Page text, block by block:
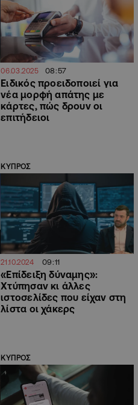
06.03.2025 08:57
Ειδικός προειδοποιεί για
νέα μορφή απάτης με
κάρτες, πώς δρουν οι
επιτήδειοι
ΚΥΠΡΟΣ
21.10.2024 09:11
«Επίδειξη δύναμης»:
Χτύπησαν κι άλλες
ιστοσελίδες που είχαν στη
λίστα οι χάκερς
ΚΥΠΡΟΣ